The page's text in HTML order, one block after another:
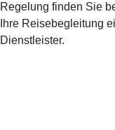
Regelung finden Sie
Ihre Reisebegleitung
Dienstleister.